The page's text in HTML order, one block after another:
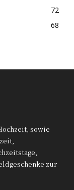
72
68
sowie
zur